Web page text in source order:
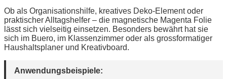
Ob als Organisationshilfe, kreatives Deko-Element oder
praktischer Alltagshelfer – die magnetische Magenta Folie
lässt sich vielseitig einsetzen. Besonders bewährt hat sie
sich im Buero, im Klassenzimmer oder als grossformatiger
Haushaltsplaner und Kreativboard.
Anwendungsbeispiele: